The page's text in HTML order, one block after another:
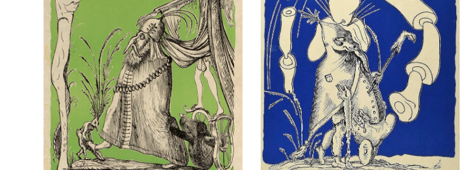
Lithographie de Salvador Dali
Titrée: Les songes drolatique de
pantagruel, 1973 (Suite 22)
Lithographie de Salvador Dali
Titrée: Les songes drolatique de
pantagruel, 1973 (Suite 06)